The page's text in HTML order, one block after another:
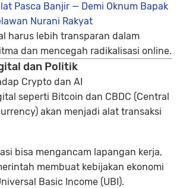
Pasca Banjir — Demi Oknum Bapak
Nurani Rakyat
harus lebih transparan dalam
dan mencegah radikalisasi online.
dan Politik
Crypto dan AI
seperti Bitcoin dan CBDC (Central
akan menjadi alat transaksi
bisa mengancam lapangan kerja,
membuat kebijakan ekonomi
Basic Income (UBI).